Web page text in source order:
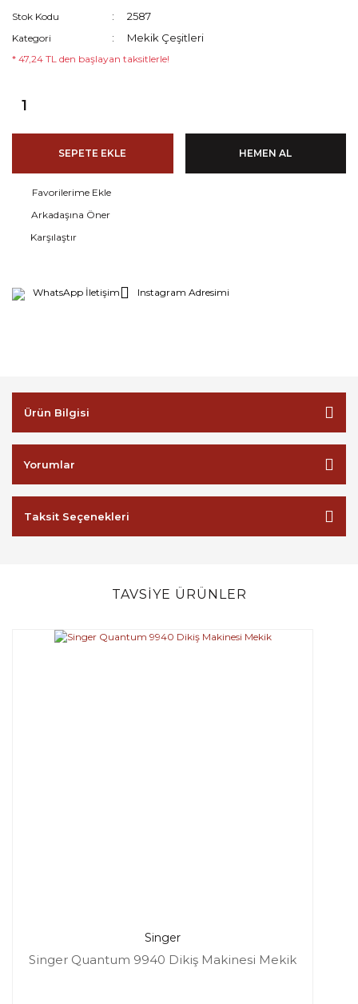
Stok Kodu 2587
Kategori Mekik Çeşitleri
* 47,24 TL den başlayan taksitlerle!
SEPETE EKLE HEMEN AL
Arkadaşına Öner
Karşılaştır
WhatsApp İletişim Instagram Adresimi
Ürün Bilgisi
Yorumlar
Taksit Seçenekleri
TAVSİYE ÜRÜNLER
Singer
Singer Quantum 9940 Dikiş Makinesi Mekik